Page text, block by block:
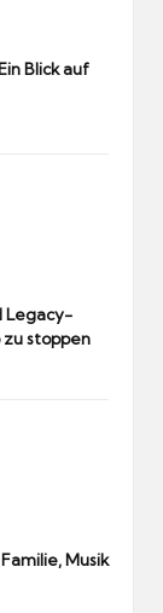
Blick auf
Legacy-
stoppen
Musik